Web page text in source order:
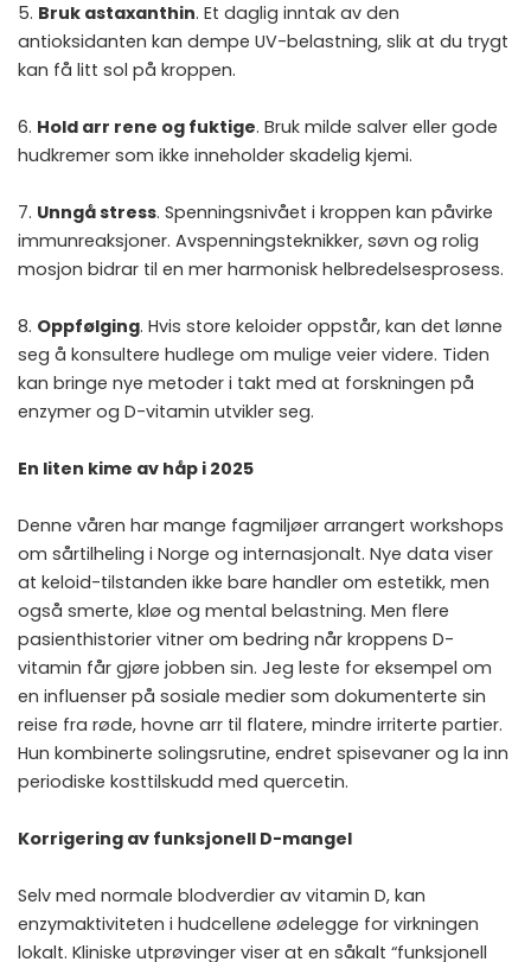
5. Bruk astaxanthin. Et daglig inntak av den
antioksidanten kan dempe UV-belastning, slik at du trygt
kan få litt sol på kroppen.
6. Hold arr rene og fuktige. Bruk milde salver eller gode
hudkremer som ikke inneholder skadelig kjemi.
7. Unngå stress. Spenningsnivået i kroppen kan påvirke
immunreaksjoner. Avspenningsteknikker, søvn og rolig
mosjon bidrar til en mer harmonisk helbredelsesprosess.
8. Oppfølging. Hvis store keloider oppstår, kan det lønne
seg å konsultere hudlege om mulige veier videre. Tiden
kan bringe nye metoder i takt med at forskningen på
enzymer og D-vitamin utvikler seg.
En liten kime av håp i 2025
Denne våren har mange fagmiljøer arrangert workshops
om sårtilheling i Norge og internasjonalt. Nye data viser
at keloid-tilstanden ikke bare handler om estetikk, men
også smerte, kløe og mental belastning. Men flere
pasienthistorier vitner om bedring når kroppens D-
vitamin får gjøre jobben sin. Jeg leste for eksempel om
en influenser på sosiale medier som dokumenterte sin
reise fra røde, hovne arr til flatere, mindre irriterte partier.
Hun kombinerte solingsrutine, endret spisevaner og la inn
periodiske kosttilskudd med quercetin.
Korrigering av funksjonell D-mangel
Selv med normale blodverdier av vitamin D, kan
enzymaktiviteten i hudcellene ødelegge for virkningen
lokalt. Kliniske utprøvinger viser at en såkalt “funksjonell